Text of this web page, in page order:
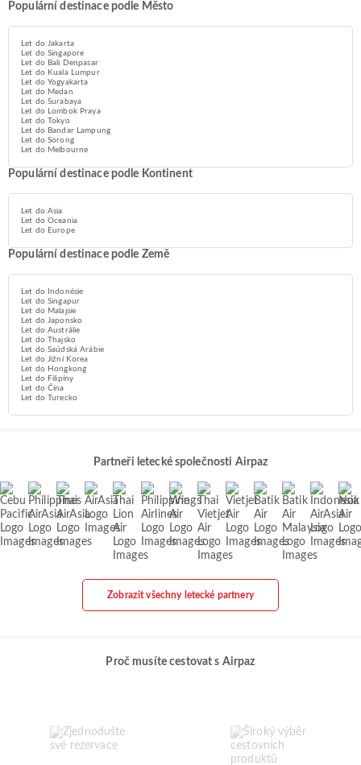
Populární destinace podle Město
Let do Jakarta
Let do Singapore
Let do Bali Denpasar
Let do Kuala Lumpur
Let do Yogyakarta
Let do Medan
Let do Surabaya
Let do Lombok Praya
Let do Tokyo
Let do Bandar Lampung
Let do Sorong
Let do Melbourne
Populární destinace podle Kontinent
Let do Asia
Let do Oceania
Let do Europe
Populární destinace podle Země
Let do Indonésie
Let do Singapur
Let do Malajsie
Let do Japonsko
Let do Austrálie
Let do Thajsko
Let do Saúdská Arábie
Let do Jižní Korea
Let do Hongkong
Let do Filipíny
Let do Čína
Let do Turecko
Partneři letecké společnosti Airpaz
Zobrazit všechny letecké partnery
Proč musíte cestovat s Airpaz